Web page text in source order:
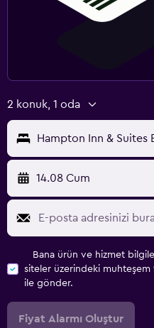
2 konuk, 1 oda
Hampton Inn & Suites
14.08 Cum
Bana ürün ve hizmet
siteler üzerindeki muhteşem
ile gönder.
Fiyat Alarmı Oluştur